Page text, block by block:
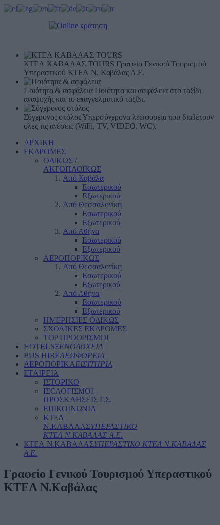
ΚΤΕΛ ΚΑΒΑΛΑΣ TOURS Γραφείο Γενικού Τουρισμού
Υπεραστικού ΚΤΕΛ Ν. Καβάλας Α.Ε.
Ποιότητα & ασφάλεια Ποιότητα και ασφάλεια στο ταξίδι
αναψυχής και το επαγγελματικό ταξίδι.
Σύγχρονος στόλοςΥπερσύγχρονα λεωφορεία που διαθέτουν
όλες τις ανέσεις (WiFi, TV, VIDEO, WC).
ΑΡΧΙΚΗ
ΕΚΔΡΟΜΕΣ
ΟΔΙΚΩΣ /
ΑΚΤΟΠΛΟΪΚΩΣ
Από Καβάλα
Εσωτερικού
Εξωτερικού
Από Θεσσαλονίκη
Εσωτερικού
Εξωτερικού
Από Αθήνα
Εσωτερικού
Εξωτερικού
ΑΕΡΟΠΟΡΙΚΩΣ
Από Θεσσαλονίκη
Εσωτερικού
Εξωτερικού
Από Αθήνα
Εσωτερικού
Εξωτερικού
ΗΜΕΡΗΣΙΕΣ ΟΔΙΚΩΣ
ΣΧΟΛΙΚΕΣ ΕΚΔΡΟΜΕΣ
TOP ΠΡΟΟΡΙΣΜΟΙ
HOTELSΞΕΝΟΔΟΧΕΙΑ
BUS HIREΛΕΩΦΟΡΕΙΑ
ΑΕΡΟΠΟΡΙΚΑΕΙΣΙΤΗΡΙΑ
ΕΤΑΙΡΕΙΑ
ΙΣΤΟΡΙΚΟ
ΙΣΟΛΟΓΙΣΜΟΙ -
ΠΡΟΣΚΛΗΣΕΙΣ Γ.Σ.
ΕΠΙΚΟΙΝΩΝΙΑ
ΚΤΕΛ
Ν.ΚΑΒΑΛΑΣΥΠΕΡΑΣΤΙΚΟ
ΚΤΕΛ N.ΚΑΒΑΛΑΣ Α.Ε.
ΚΤΕΛ Ν.ΚΑΒΑΛΑΣΥΠΕΡΑΣΤΙΚΟ ΚΤΕΛ N.ΚΑΒΑΛΑΣ
Α.Ε.
Γραφείο Γενικού Τουρισμού Υπεραστικού
ΚΤΕΛ Ν.Καβάλας